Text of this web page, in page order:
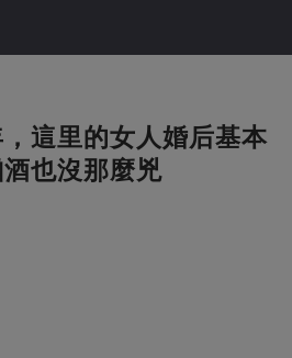
這里的女人婚后基本
也沒那麼兇